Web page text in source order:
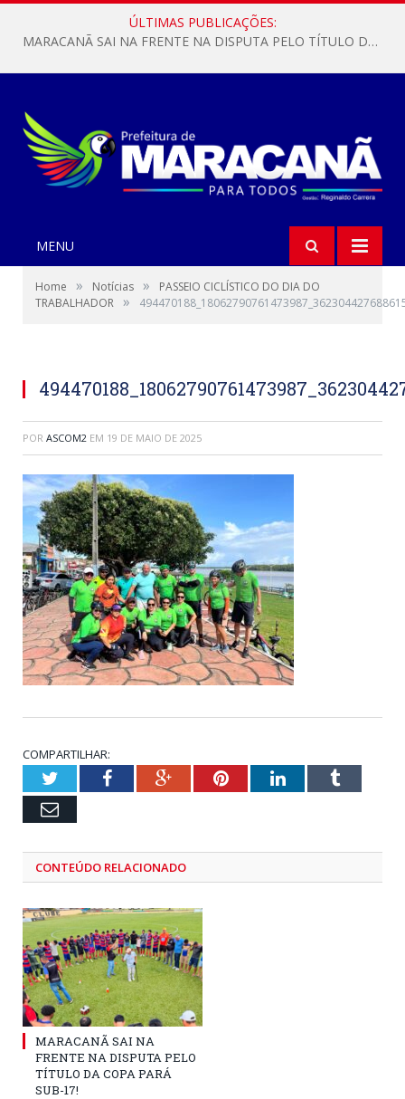
ÚLTIMAS PUBLICAÇÕES:
MARACANÃ SAI NA FRENTE NA DISPUTA PELO TÍTULO DA COPA PARÁ SUB-17!
MENU
Home » Notícias »
PASSEIO CICLÍSTICO DO DIA DO
TRABALHADOR »
POR ASCOM2 EM 19 DE MAIO DE 2025
COMPARTILHAR:
TwitterFacebookGoogle+PinterestLinkedInTumblr
Email
CONTEÚDO RELACIONADO
MARACANÃ SAI NA
FRENTE NA DISPUTA PELO
TÍTULO DA COPA PARÁ
SUB-17!